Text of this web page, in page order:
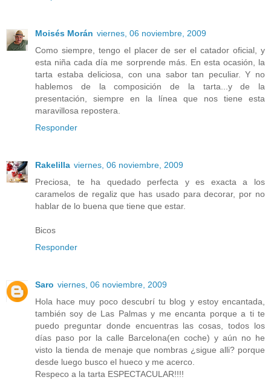
Moisés Morán viernes, 06 noviembre, 2009
Como siempre, tengo el placer de ser el catador oficial, y
esta niña cada día me sorprende más. En esta ocasión, la
tarta estaba deliciosa, con una sabor tan peculiar. Y no
hablemos de la composición de la tarta...y de la
presentación, siempre en la línea que nos tiene esta
maravillosa repostera.
Responder
Rakelilla viernes, 06 noviembre, 2009
Preciosa, te ha quedado perfecta y es exacta a los
caramelos de regaliz que has usado para decorar, por no
hablar de lo buena que tiene que estar.
Bicos
Responder
Saro viernes, 06 noviembre, 2009
Hola hace muy poco descubrí tu blog y estoy encantada,
también soy de Las Palmas y me encanta porque a ti te
puedo preguntar donde encuentras las cosas, todos los
días paso por la calle Barcelona(en coche) y aún no he
visto la tienda de menaje que nombras ¿sigue alli? porque
desde luego busco el hueco y me acerco.
Respeco a la tarta ESPECTACULAR!!!!